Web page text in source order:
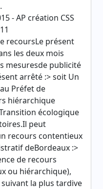
- AP création CSS
recoursLe présent
les deux mois
mesuresde publicité
arrêté :> soit Un
Préfet de
hiérarchique
écologique
peut
recours contentieux
deBordeaux :>
de recours
ou hiérarchique),
la plus tardive